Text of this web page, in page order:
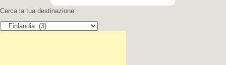
Cerca la tua destinazione:
Cerca la tua destinazione: